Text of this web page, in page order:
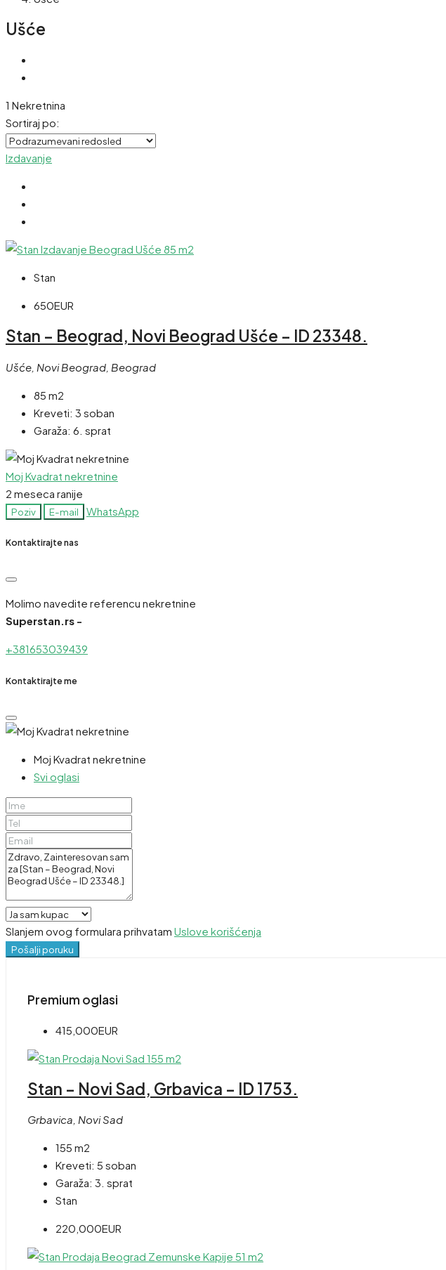
Ušće
1 Nekretnina
Sortiraj po:
Izdavanje
Stan
650EUR
Stan – Beograd, Novi Beograd Ušće – ID 23348.
Ušće, Novi Beograd, Beograd
85 m2
Kreveti: 3 soban
Garaža: 6. sprat
Moj Kvadrat nekretnine
2 meseca ranije
Poziv E-mail WhatsApp
Kontaktirajte nas
Molimo navedite referencu nekretnine
Superstan.rs -
+381653039439
Kontaktirajte me
Moj Kvadrat nekretnine
Svi oglasi
Slanjem ovog formulara prihvatam Uslove korišćenja
Pošalji poruku
Premium oglasi
415,000EUR
Stan – Novi Sad, Grbavica – ID 1753.
Grbavica, Novi Sad
155 m2
Kreveti: 5 soban
Garaža: 3. sprat
Stan
220,000EUR